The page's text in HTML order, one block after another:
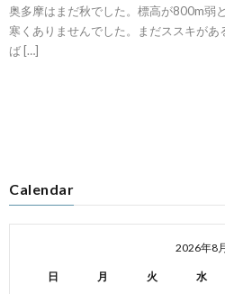
奥多摩はまだ秋でした。標高が800m弱
寒くありませんでした。まだススキがあ
ば […]
Calendar
2026年8
日 月 火 水